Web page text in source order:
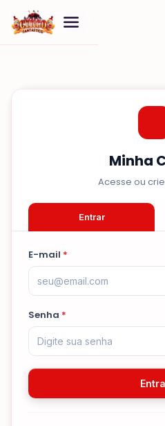
Minha
Acesse ou
Entrar
E-mail *
Senha *